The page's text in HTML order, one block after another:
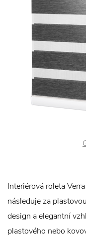
Interiérová roleta
následuje za
design a elegantní
plastového nebo